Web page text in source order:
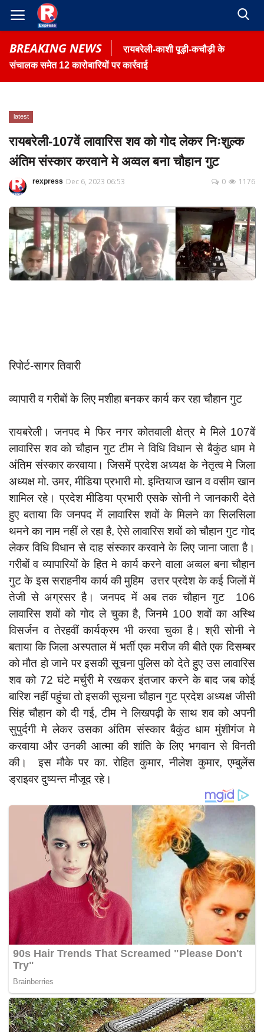
BREAKING NEWS
रायबरेली-काशी पूड़ी-कचौड़ी के
संचालक समेत 12 कारोबारियों पर कार्रवाई
Home
Contact
Terms & Conditions
रोजगार समाचार
About US
Privacy Policy
App verify
राजनीति
साक्षात्कार
सामाजिक
खेल
latest
प्रशासनिक
दुर्घटना
editors-pick
other
Login
Register
English
latest
रायबरेली-107वें लावारिस शव को गोद लेकर निःशुल्क
अंतिम संस्कार करवाने मे अव्वल बना चौहान गुट
rexpress Dec 6, 2023 06:53 1176
0
रिपोर्ट-सागर तिवारी
व्यापारी व गरीबों के लिए मशीहा बनकर कार्य कर रहा चौहान गुट
रायबरेली। जनपद मे फिर नगर कोतवाली क्षेत्र मे मिले 107वें
लावारिस शव को चौहान गुट टीम ने विधि विधान से बैकुंठ धाम मे
अंतिम संस्कार करवाया। जिसमें प्रदेश अध्यक्ष के नेतृत्व मे जिला
अध्यक्ष मो. उमर, मीडिया प्रभारी मो. इम्तियाज खान व वसीम खान
शामिल रहे। प्रदेश मीडिया प्रभारी एसके सोनी ने जानकारी देते
हुए बताया कि जनपद में लावारिस शवों के मिलने का सिलसिला
थमने का नाम नहीं ले रहा है, ऐसे लावारिस शवों को चौहान गुट गोद
लेकर विधि विधान से दाह संस्कार करवाने के लिए जाना जाता है।
गरीबों व व्यापारियों के हित मे कार्य करने वाला अव्वल बना चौहान
गुट के इस सराहनीय कार्य की मुहिम उत्तर प्रदेश के कई जिलों में
तेजी से अग्रसर है। जनपद में अब तक चौहान गुट 106
लावारिस शवों को गोद ले चुका है, जिनमे 100 शवों का अस्थि
विसर्जन व तेरहवीं कार्यक्रम भी करवा चुका है। श्री सोनी ने
बताया कि जिला अस्पताल में भर्ती एक मरीज की बीते एक दिसम्बर
को मौत हो जाने पर इसकी सूचना पुलिस को देते हुए उस लावारिस
शव को 72 घंटे मर्चुरी मे रखकर इंतजार करने के बाद जब कोई
बारिश नहीं पहुंचा तो इसकी सूचना चौहान गुट प्रदेश अध्यक्ष जीसी
सिंह चौहान को दी गई, टीम ने लिखपढ़ी के साथ शव को अपनी
सुपुर्दगी मे लेकर उसका अंतिम संस्कार बैकुंठ धाम मुंशीगंज मे
करवाया और उनकी आत्मा की शांति के लिए भगवान से विनती
की। इस मौके पर का. रोहित कुमार, नीलेश कुमार, एम्बुलेंस
ड्राइवर दुष्यन्त मौजूद रहे।